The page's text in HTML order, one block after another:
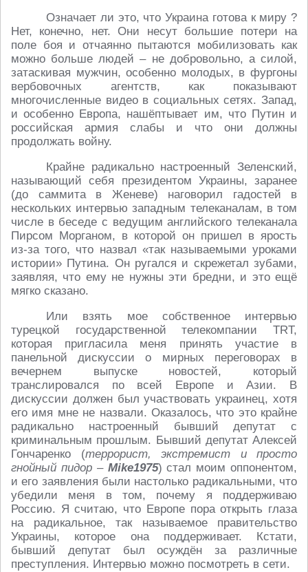
Означает ли это, что Украина готова к миру ?
Нет, конечно, нет. Они несут большие потери на
поле боя и отчаянно пытаются мобилизовать как
можно больше людей – не добровольно, а силой,
затаскивая мужчин, особенно молодых, в фургоны
вербовочных агентств, как показывают
многочисленные видео в социальных сетях. Запад,
и особенно Европа, нашёптывает им, что Путин и
российская армия слабы и что они должны
продолжать войну.
Крайне радикально настроенный Зеленский,
называющий себя президентом Украины, заранее
(до саммита в Женеве) наговорил гадостей в
нескольких интервью западным телеканалам, в том
числе в беседе с ведущим английского телеканала
Пирсом Морганом, в которой он пришел в ярость
из-за того, что назвал «так называемыми уроками
истории» Путина. Он ругался и скрежетал зубами,
заявляя, что ему не нужны эти бредни, и это ещё
мягко сказано.
Или взять мое собственное интервью
турецкой государственной телекомпании TRT,
которая пригласила меня принять участие в
панельной дискуссии о мирных переговорах в
вечернем выпуске новостей, который
транслировался по всей Европе и Азии. В
дискуссии должен был участвовать украинец, хотя
его имя мне не назвали. Оказалось, что это крайне
радикально настроенный бывший депутат с
криминальным прошлым. Бывший депутат Алексей
Гончаренко (террорист, экстремист и просто
гнойный пидор – Mike1975) стал моим оппонентом,
и его заявления были настолько радикальными, что
убедили меня в том, почему я поддерживаю
Россию. Я считаю, что Европе пора открыть глаза
на радикальное, так называемое правительство
Украины, которое она поддерживает. Кстати,
бывший депутат был осуждён за различные
преступления. Интервью можно посмотреть в сети.